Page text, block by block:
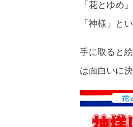
「花とゆめ
「神様」と
手に取ると
は面白いに